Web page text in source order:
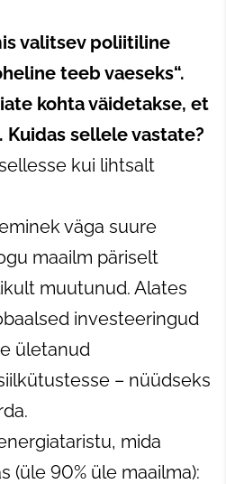
valitsev poliitiline
teeb vaeseks“.
kohta väidetakse, et
sellele vastate?
kui lihtsalt
väga suure
maailm päriselt
muutunud. Alates
investeeringud
ületanud
– nüüdseks
mida
(üle 90% üle maailma):